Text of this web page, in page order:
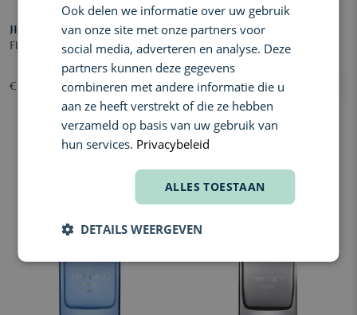
JIMMY CHOO
Floral Eau de Toilette
€ 44,80
JIMMY CHOO
Jimmy Choo Eau de Parfum
€ 55,96
Ook delen we informatie over uw gebruik
van onze site met onze partners voor
social media, adverteren en analyse. Deze
partners kunnen deze gegevens
combineren met andere informatie die u
aan ze heeft verstrekt of die ze hebben
verzameld op basis van uw gebruik van
hun services. Privacybeleid
ALLES TOESTAAN
DETAILS WEERGEVEN